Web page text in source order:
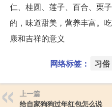
仁、桂圆、莲子、百合、栗
的，味道甜美，营养丰富。
康和吉祥的意义
网络标签： 习俗
上一篇
给自家狗狗过年红包怎么说